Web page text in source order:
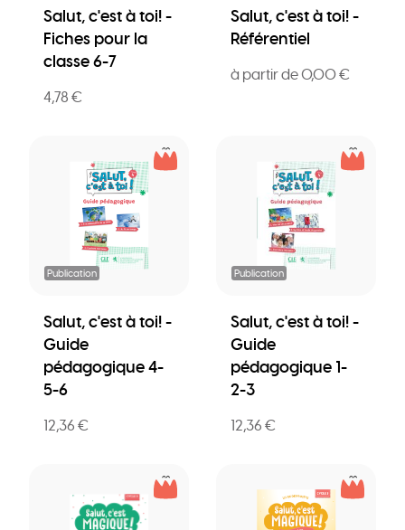
Salut, c'est à toi! -
Fiches pour la
classe 6-7
4,78 €
Salut, c'est à toi! -
Référentiel
à partir de 0,00 €
Publication
Salut, c'est à toi! -
Guide
pédagogique 4-
5-6
12,36 €
Publication
Salut, c'est à toi! -
Guide
pédagogique 1-
2-3
12,36 €